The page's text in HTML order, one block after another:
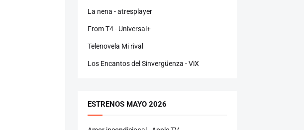
La nena - atresplayer
From T4 - Universal+
Telenovela Mi rival
Los Encantos del Sinvergüenza - ViX
ESTRENOS MAYO 2026